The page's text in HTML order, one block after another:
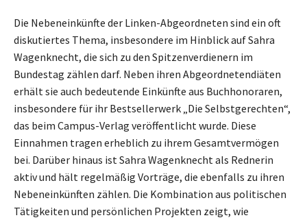
Die Nebeneinkünfte der Linken-Abgeordneten sind ein oft
diskutiertes Thema, insbesondere im Hinblick auf Sahra
Wagenknecht, die sich zu den Spitzenverdienern im
Bundestag zählen darf. Neben ihren Abgeordnetendiäten
erhält sie auch bedeutende Einkünfte aus Buchhonoraren,
insbesondere für ihr Bestsellerwerk „Die Selbstgerechten“,
das beim Campus-Verlag veröffentlicht wurde. Diese
Einnahmen tragen erheblich zu ihrem Gesamtvermögen
bei. Darüber hinaus ist Sahra Wagenknecht als Rednerin
aktiv und hält regelmäßig Vorträge, die ebenfalls zu ihren
Nebeneinkünften zählen. Die Kombination aus politischen
Tätigkeiten und persönlichen Projekten zeigt, wie